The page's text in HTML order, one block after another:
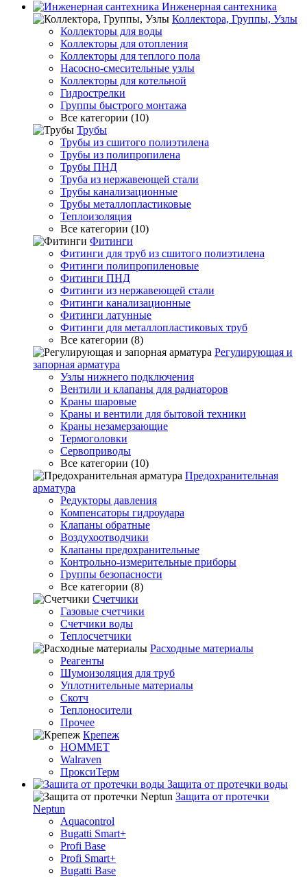
Инженерная сантехника
Коллектора, Группы, Узлы
Коллекторы для воды
Коллекторы для отопления
Коллекторы для теплого пола
Насосно-смесительные узлы
Коллекторы для котельной
Гидрострелки
Группы быстрого монтажа
Все категории (10)
Трубы
Трубы из сшитого полиэтилена
Трубы из полипропилена
Трубы ПНД
Труба из нержавеющей стали
Трубы канализационные
Трубы металлопластиковые
Теплоизоляция
Все категории (10)
Фитинги
Фитинги для труб из сшитого полиэтилена
Фитинги полипропиленовые
Фитинги ПНД
Фитинги из нержавеющей стали
Фитинги канализационные
Фитинги латунные
Фитинги для металлопластиковых труб
Все категории (8)
Регулирующая и
запорная арматура
Узлы нижнего подключения
Вентили и клапаны для радиаторов
Краны шаровые
Краны и вентили для бытовой техники
Краны незамерзающие
Термоголовки
Сервоприводы
Все категории (10)
Предохранительная
арматура
Редукторы давления
Компенсаторы гидроудара
Клапаны обратные
Воздухоотводчики
Клапаны предохранительные
Контрольно-измерительные приборы
Группы безопасности
Все категории (8)
Счетчики
Газовые счетчики
Счетчики воды
Теплосчетчики
Расходные материалы
Реагенты
Шумоизоляция для труб
Уплотнительные материалы
Скотч
Теплоносители
Прочее
Крепеж
HOMMET
Walraven
ПроксиТерм
Защита от протечки воды
Защита от протечки
Neptun
Aquacontrol
Bugatti Smart+
Profi Base
Profi Smart+
Bugatti Base